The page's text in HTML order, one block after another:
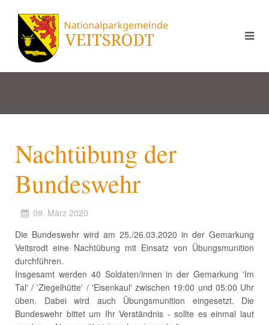
Nachtübung der
Bundeswehr
09. März 2020
Die Bundeswehr wird am 25./26.03.2020 in der Gemarkung
Veitsrodt eine Nachtübung mit Einsatz von Übungsmunition
durchführen.
Insgesamt werden 40 Soldaten/innen in der Gemarkung 'Im
Tal' / 'Ziegelhütte' / 'Eisenkaul' zwischen 19:00 und 05:00 Uhr
üben. Dabei wird auch Übungsmunition eingesetzt. Die
Bundeswehr bittet um Ihr Verständnis - sollte es einmal laut